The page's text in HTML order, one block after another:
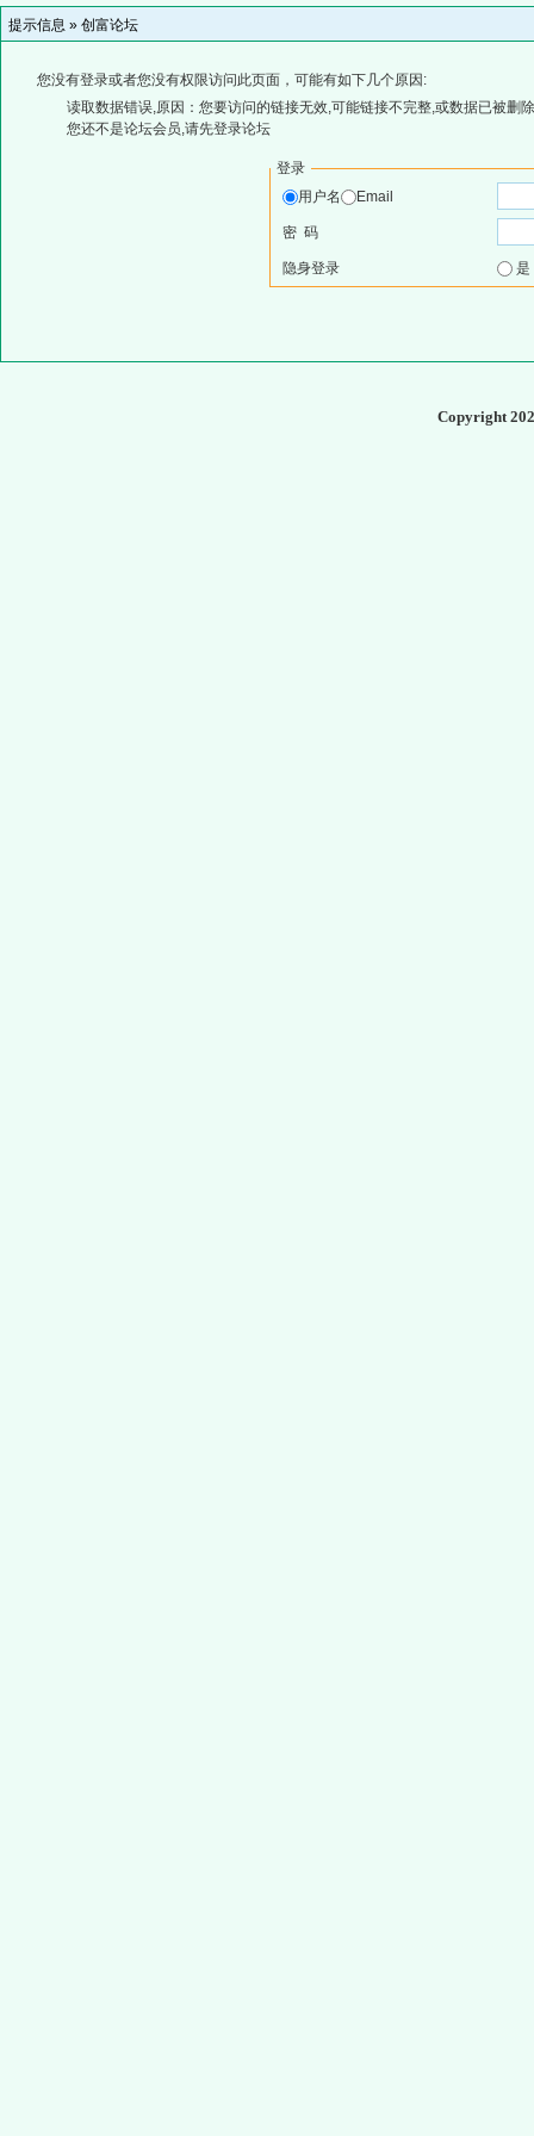
提示信息 » 创富论坛
您没有登录或者您没有权限访问此页面，可能有如下几个原因:
读取数据错误,原因：您要访问的链接无效,可能链接不完整,或数据已被删
您还不是论坛会员,请先登录论坛
登录
用户名
Email
密 码
隐身登录
Copyright